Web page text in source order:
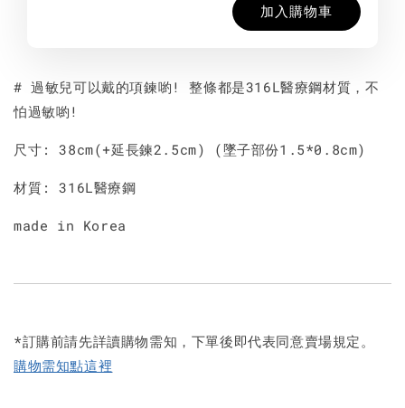
加入購物車
# 過敏兒可以戴的項鍊喲! 整條都是316L醫療鋼材質，不
怕過敏喲!
尺寸: 38cm(+延長鍊2.5cm) (墜子部份1.5*0.8cm)
材質: 316L醫療鋼
made in Korea
*訂購前請先詳讀購物需知，下單後即代表同意賣場規定。
購物需知點這裡